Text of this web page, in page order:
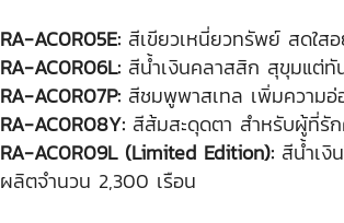
RA-AC0R05E: สีเขียวเหนี่ยวทรัพย์ สดใส
RA-AC0R06L: สีน้ำเงินคลาสสิก สุขุมแต่
RA-AC0R07P: สีชมพูพาสเทล เพิ่มความอ่
RA-AC0R08Y: สีส้มสะดุดตา สำหรับผู้ที่รั
RA-AC0R09L (Limited Edition): สีน้ำเงิ
ผลิตจำนวน 2,300 เรือน